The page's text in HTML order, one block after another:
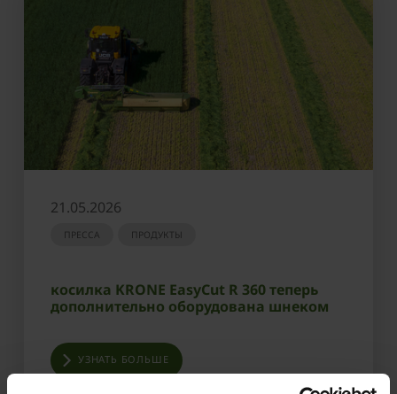
21.05.2026
ПРЕССА ПРОДУКТЫ
косилка KRONE EasyCut R 360 теперь
дополнительно оборудована шнеком
УЗНАТЬ БОЛЬШЕ